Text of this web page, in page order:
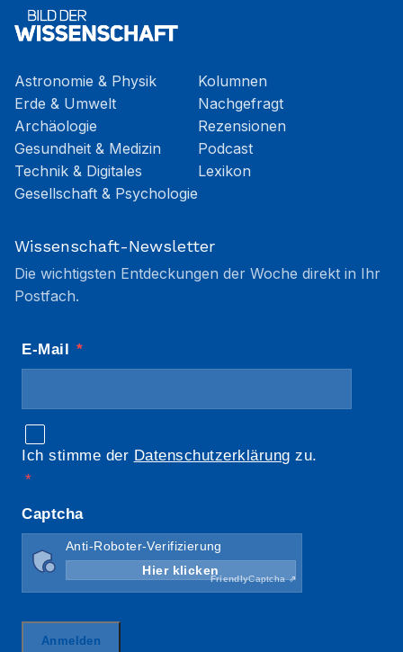
Astronomie & Physik
Erde & Umwelt
Archäologie
Gesundheit & Medizin
Technik & Digitales
Gesellschaft & Psychologie
Kolumnen
Nachgefragt
Rezensionen
Podcast
Lexikon
Wissenschaft-Newsletter
Die wichtigsten Entdeckungen der Woche direkt in Ihr
Postfach.